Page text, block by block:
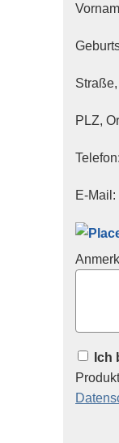
PLZ,
Telefon:
E-Mail:
Ich